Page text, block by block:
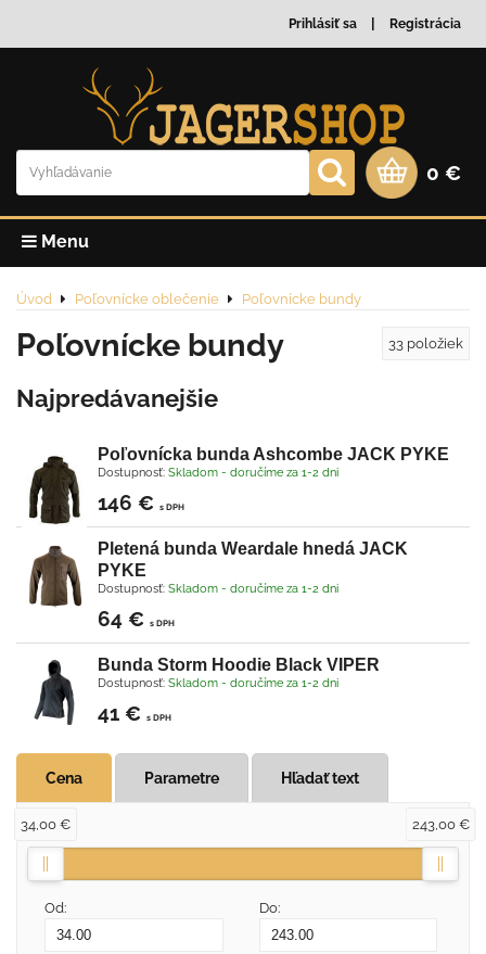
Prihlásiť sa Registrácia
0 €
Menu
Úvod Poľovnícke oblečenie Poľovnícke bundy
Poľovnícke bundy 33 položiek
Najpredávanejšie
Poľovnícka bunda Ashcombe JACK PYKE
Dostupnosť: Skladom - doručíme za 1-2 dni
146 € s DPH
Pletená bunda Weardale hnedá JACK
PYKE
Dostupnosť: Skladom - doručíme za 1-2 dni
64 € s DPH
Bunda Storm Hoodie Black VIPER
Dostupnosť: Skladom - doručíme za 1-2 dni
41 € s DPH
Cena Parametre Hľadať text
Od: Do:
34,00 € 243,00 €